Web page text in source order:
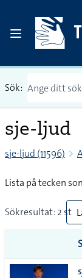
Sök:
sje-ljud
sje-ljud (11596)
Lista på tecken
Sökresultat: 2 st